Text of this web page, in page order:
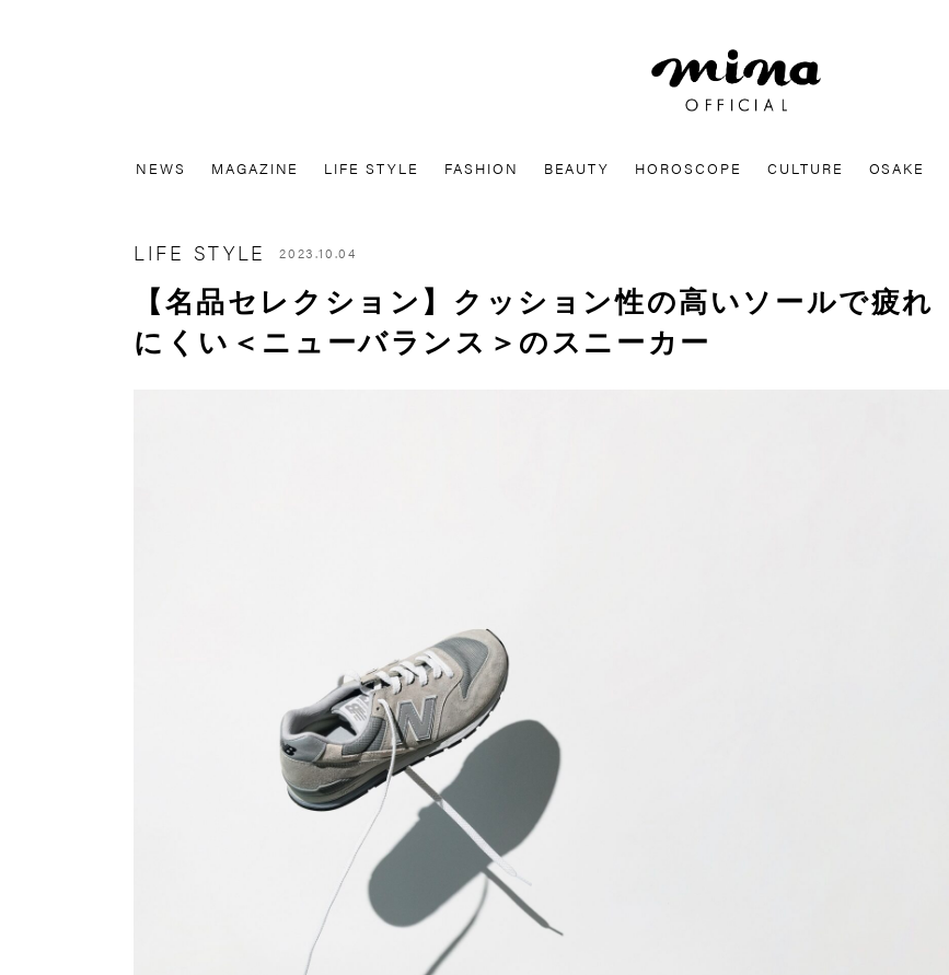
NEWS MAGAZINE LIFE STYLE FASHION BEAUTY HOROSCOPE CULTURE OSAKE
LIFE STYLE 2023.10.04
【名品セレクション】クッション性の高いソールで疲れ
にくい＜ニューバランス＞のスニーカー